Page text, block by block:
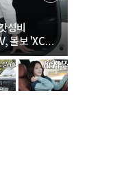
성비
볼보 'XC60